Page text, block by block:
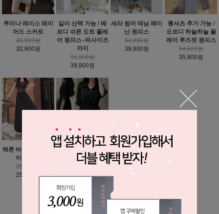
루미나 레이스 레이
어드 스커트
45,900원
32,900원
길이 선택 가능 / 베
르디 쉬폰 도트 플레
어 원피스 -빅사이즈
까지
55,900원
39,900원
세라 썸머 데님 페미
닌 원피스
54,900원
39,900원
롱셔츠 추가 가능 /
요르디 하늘하늘 플
레어 루즈핏 원피스
54,900원
35,900원
헤론 바스락 벌룬 와
이드 팬츠
35,900원
25,900원
당일발송 특가 / 퓨
리나 허리 스트링 카
라 셔츠 원피스
45,500원